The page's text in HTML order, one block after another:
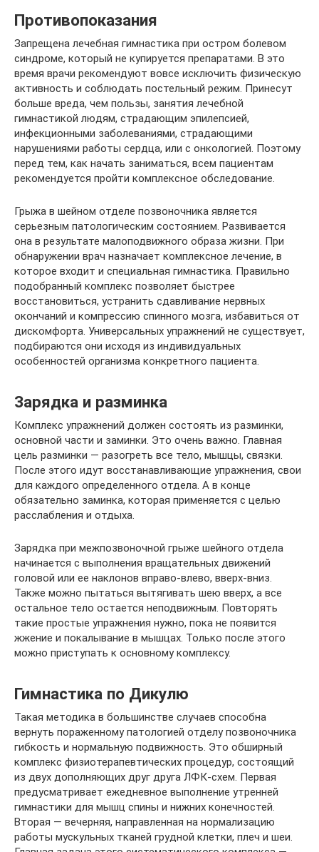
Противопоказания
Запрещена лечебная гимнастика при остром болевом
синдроме, который не купируется препаратами. В это
время врачи рекомендуют вовсе исключить физическую
активность и соблюдать постельный режим. Принесут
больше вреда, чем пользы, занятия лечебной
гимнастикой людям, страдающим эпилепсией,
инфекционными заболеваниями, страдающими
нарушениями работы сердца, или с онкологией. Поэтому
перед тем, как начать заниматься, всем пациентам
рекомендуется пройти комплексное обследование.
Грыжа в шейном отделе позвоночника является
серьезным патологическим состоянием. Развивается
она в результате малоподвижного образа жизни. При
обнаружении врач назначает комплексное лечение, в
которое входит и специальная гимнастика. Правильно
подобранный комплекс позволяет быстрее
восстановиться, устранить сдавливание нервных
окончаний и компрессию спинного мозга, избавиться от
дискомфорта. Универсальных упражнений не существует,
подбираются они исходя из индивидуальных
особенностей организма конкретного пациента.
Зарядка и разминка
Комплекс упражнений должен состоять из разминки,
основной части и заминки. Это очень важно. Главная
цель разминки — разогреть все тело, мышцы, связки.
После этого идут восстанавливающие упражнения, свои
для каждого определенного отдела. А в конце
обязательно заминка, которая применяется с целью
расслабления и отдыха.
Зарядка при межпозвоночной грыже шейного отдела
начинается с выполнения вращательных движений
головой или ее наклонов вправо-влево, вверх-вниз.
Также можно пытаться вытягивать шею вверх, а все
остальное тело остается неподвижным. Повторять
такие простые упражнения нужно, пока не появится
жжение и покалывание в мышцах. Только после этого
можно приступать к основному комплексу.
Гимнастика по Дикулю
Такая методика в большинстве случаев способна
вернуть пораженному патологией отделу позвоночника
гибкость и нормальную подвижность. Это обширный
комплекс физиотерапевтических процедур, состоящий
из двух дополняющих друг друга ЛФК-схем. Первая
предусматривает ежедневное выполнение утренней
гимнастики для мышц спины и нижних конечностей.
Вторая — вечерняя, направленная на нормализацию
работы мускульных тканей грудной клетки, плеч и шеи.